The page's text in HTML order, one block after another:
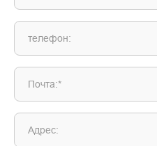
телефон:
Почта:*
Адрес: